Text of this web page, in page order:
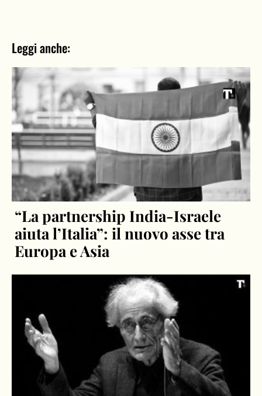
Leggi anche:
“La partnership India-Israele
aiuta l’Italia”: il nuovo asse tra
Europa e Asia